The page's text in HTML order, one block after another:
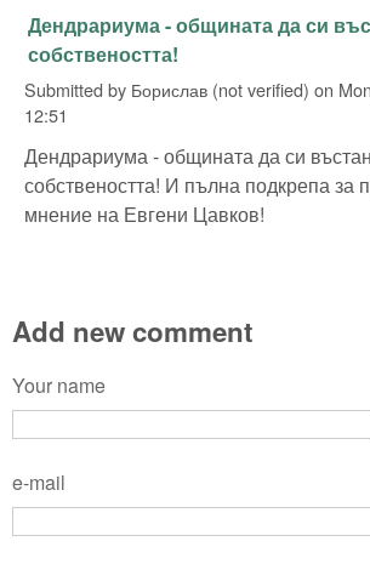
Дендрариума - общината да си
собствеността!
Submitted by Борислав (not verified) on
12:51
Дендрариума - общината да си
собствеността! И пълна подкрепа за
мнение на Евгени Цавков!
Add new comment
Your name
e-mail